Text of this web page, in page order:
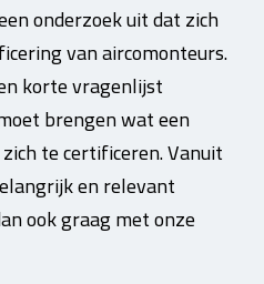
onderzoek uit dat zich
van aircomonteurs.
korte vragenlijst
brengen wat een
te certificeren. Vanuit
en relevant
ook graag met onze